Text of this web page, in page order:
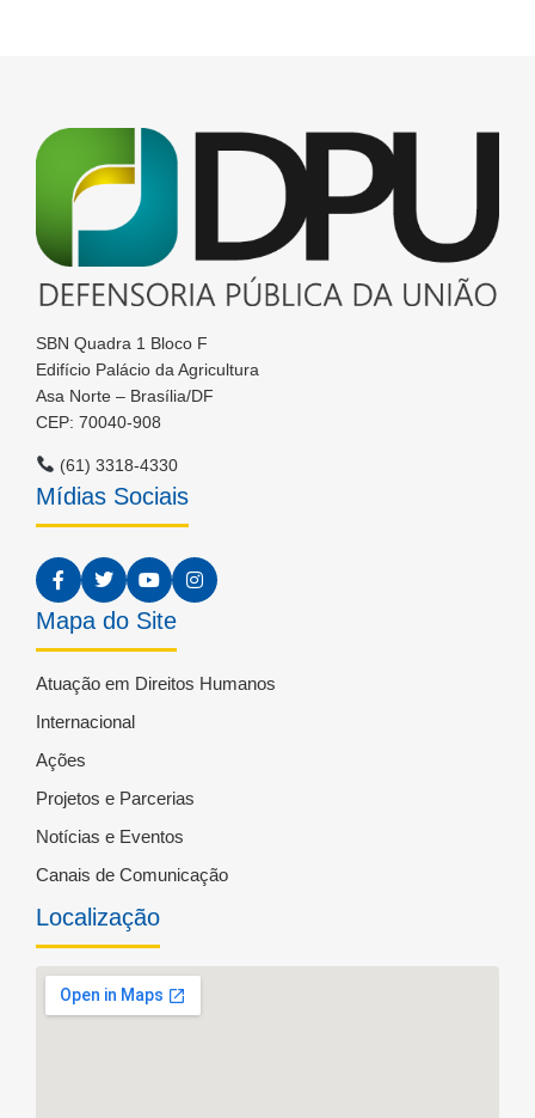
SBN Quadra 1 Bloco F
Edifício Palácio da Agricultura
Asa Norte – Brasília/DF
CEP: 70040-908
(61) 3318-4330
Mídias Sociais
Mapa do Site
Atuação em Direitos Humanos
Internacional
Ações
Projetos e Parcerias
Notícias e Eventos
Canais de Comunicação
Localização